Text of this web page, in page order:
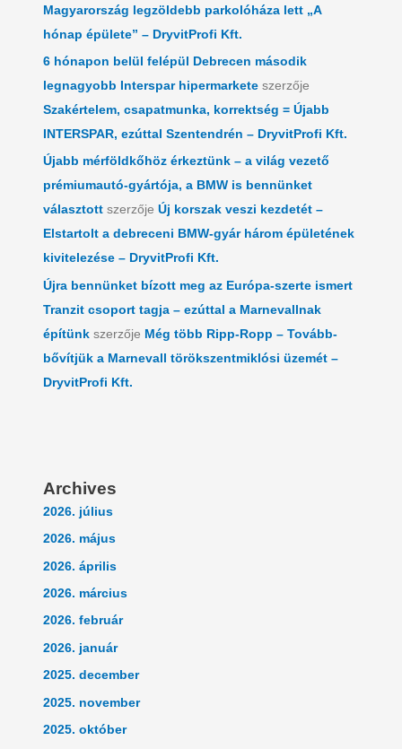
Magyarország legzöldebb parkolóháza lett „A
hónap épülete” – DryvitProfi Kft.
6 hónapon belül felépül Debrecen második
legnagyobb Interspar hipermarkete szerzője
Szakértelem, csapatmunka, korrektség = Újabb
INTERSPAR, ezúttal Szentendrén – DryvitProfi Kft.
Újabb mérföldkőhöz érkeztünk – a világ vezető
prémiumautó-gyártója, a BMW is bennünket
választott szerzőjeÚj korszak veszi kezdetét –
Elstartolt a debreceni BMW-gyár három épületének
kivitelezése – DryvitProfi Kft.
Újra bennünket bízott meg az Európa-szerte ismert
Tranzit csoport tagja – ezúttal a Marnevallnak
építünk szerzője Még több Ripp-Ropp – Tovább-
bővítjük a Marnevall törökszentmiklósi üzemét –
DryvitProfi Kft.
Archives
2026. július
2026. május
2026. április
2026. március
2026. február
2026. január
2025. december
2025. november
2025. október